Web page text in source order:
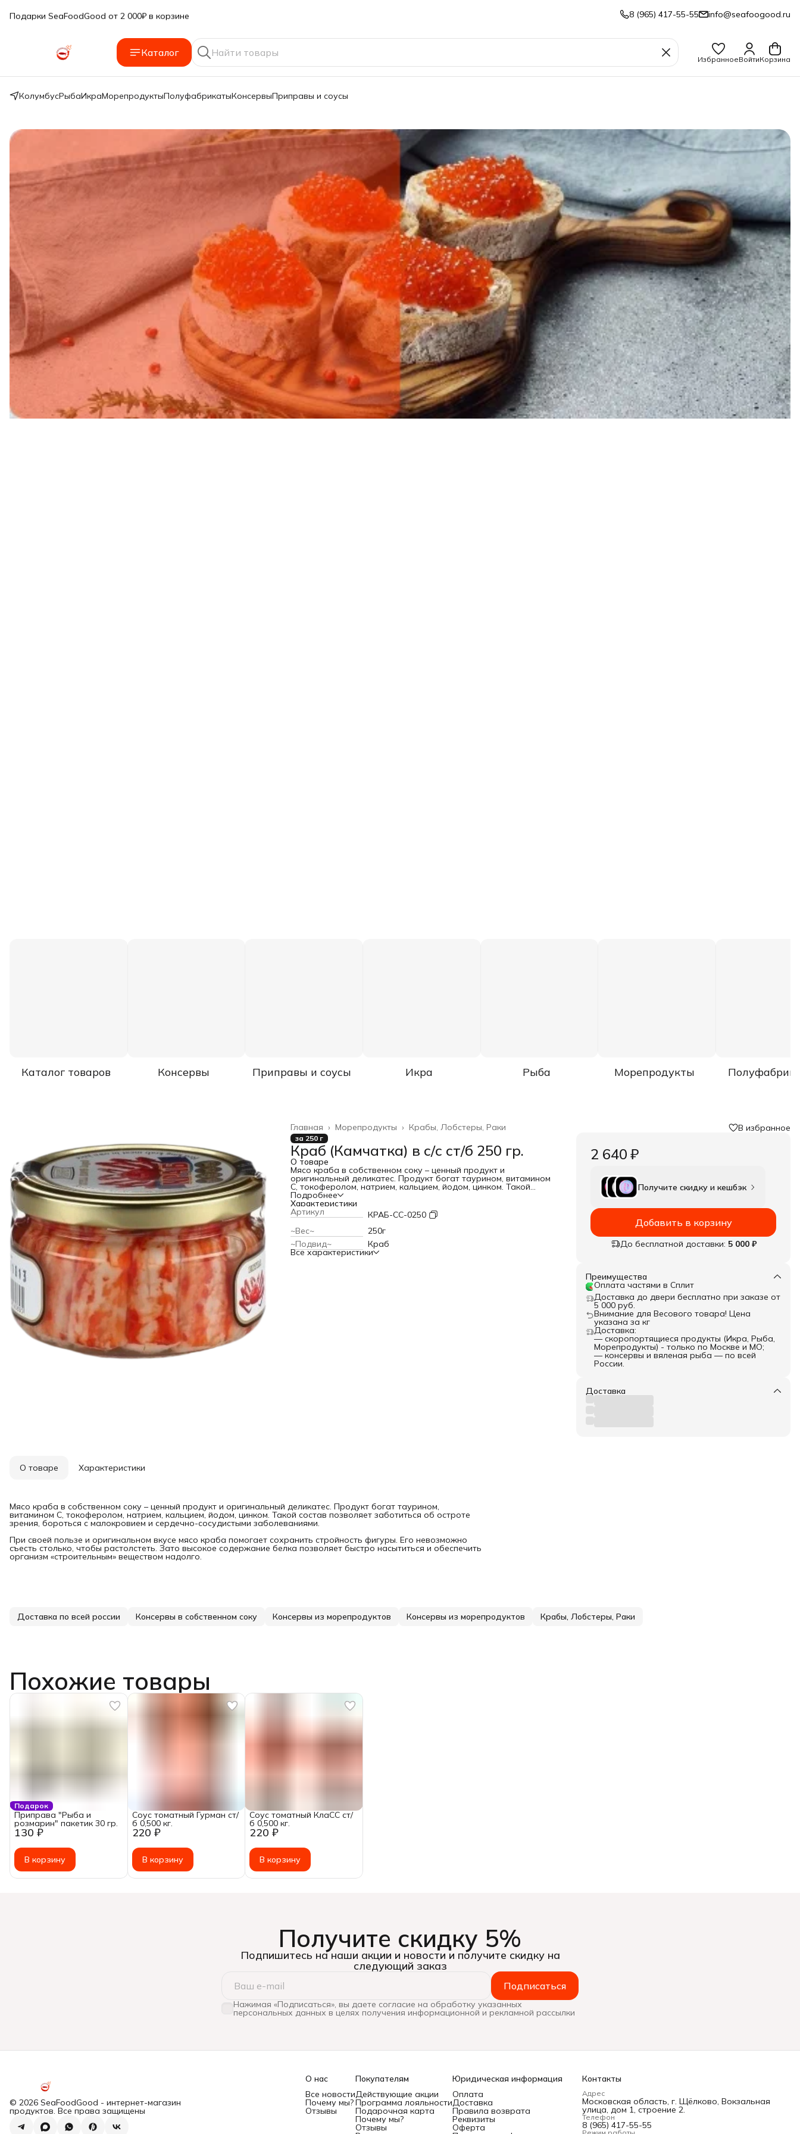
Подарки SeaFoodGood от 2 000₽ в корзине
🔥 3% дополнительная скидка при оплате наличными
8 (965) 417-55-55 info@seafoogood.ru
Каталог
ИзбранноеВойтиКорзина
КолумбусРыбаИкраМорепродуктыПолуфабрикатыКонсервыПриправы и соусы
Каталог товаров Консервы Приправы и соусы Икра Рыба Морепродукты
Крабы, Лобстеры, Раки
Морепродукты ›
Главная ›
за 250 г
Краб (Камчатка) в с/с ст/б 250 гр.
О товаре
Мясо краба в собственном соку – ценный продукт и
оригинальный деликатес. Продукт богат таурином, витамином
С, токоферолом, натрием, кальцием, йодом, цинком. Такой
состав позволяет заботиться об остроте зрения, бороться с
малокровием и сердечно-сосудистыми заболеваниями.
При своей пользе и оригинальном вкусе мясо краба помогает
сохранить стройность фигуры. Его невозможно съесть
столько, чтобы растолстеть. Зато высокое содержание белка
позволяет быстро насытиться и обеспечить организм
«строительным» веществом надолго.
Подробнее
Характеристики
Артикул
КРАБ-СС-0250
~Вес~
250г
~Подвид~
Краб
Все характеристики
В избранное
2 640 ₽
Получите скидку и кешбэк
Добавить в корзину
До бесплатной доставки: 5 000 ₽
Преимущества
Оплата частями в Сплит
Доставка до двери бесплатно при заказе от
5 000 руб.
Внимание для Весового товара! Цена
указана за кг
Доставка:
— скоропортящиеся продукты (Икра, Рыба,
Морепродукты) - только по Москве и МО;
— консервы и вяленая рыба — по всей
России.
Доставка
О товаре Характеристики
Мясо краба в собственном соку – ценный продукт и оригинальный деликатес. Продукт богат таурином,
витамином С, токоферолом, натрием, кальцием, йодом, цинком. Такой состав позволяет заботиться об остроте
зрения, бороться с малокровием и сердечно-сосудистыми заболеваниями.
При своей пользе и оригинальном вкусе мясо краба помогает сохранить стройность фигуры. Его невозможно
съесть столько, чтобы растолстеть. Зато высокое содержание белка позволяет быстро насытиться и обеспечить
организм «строительным» веществом надолго.
Доставка по всей россии Консервы в собственном соку Консервы из морепродуктов Консервы из морепродуктов Крабы, Лобстеры, Раки
Похожие товары
Подарок
130 ₽
Приправа "Рыба и
розмарин" пакетик 30 гр.
В корзину
220 ₽
Соус томатный Гурман ст/
б 0,500 кг.
В корзину
220 ₽
Соус томатный КлаСС ст/
б 0,500 кг.
В корзину
Получите скидку 5%
Подпишитесь на наши акции и новости и получите скидку на
следующий заказ
Подписаться
Нажимая «Подписаться», вы даете согласие на обработку указанных
персональных данных в целях получения информационной и рекламной рассылки
© 2026 SeaFoodGood - интернет-магазин
продуктов. Все права защищены
О нас
Все новости
Почему мы?
Отзывы
Покупателям
Действующие акции
Программа лояльности
Подарочная карта
Почему мы?
Отзывы
Юридическая информация
Оплата
Доставка
Правила возврата
Реквизиты
Оферта
Контакты
Адрес
Московская область, г. Щёлково, Вокзальная
улица, дом 1, строение 2.
Телефон
8 (965) 417-55-55